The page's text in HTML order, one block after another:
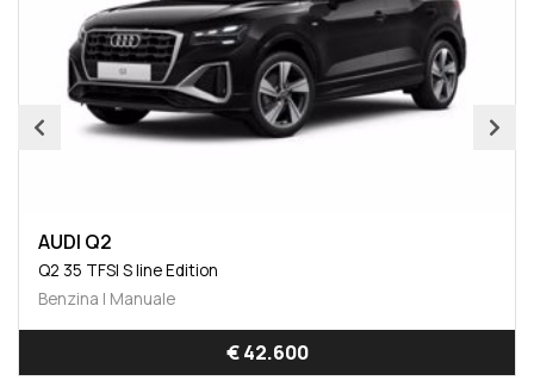
AUDI Q2
Q2 35 TFSI S line Edition
Benzina | Manuale
€ 42.600